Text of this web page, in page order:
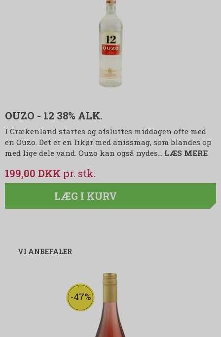
OUZO - 12 38% ALK.
I Grækenland startes og afsluttes middagen ofte med
en Ouzo. Det er en likør med anissmag, som blandes op
med lige dele vand. Ouzo kan også nydes… LÆS MERE
199,00 DKK
LÆG I KURV
VI ANBEFALER
-47%